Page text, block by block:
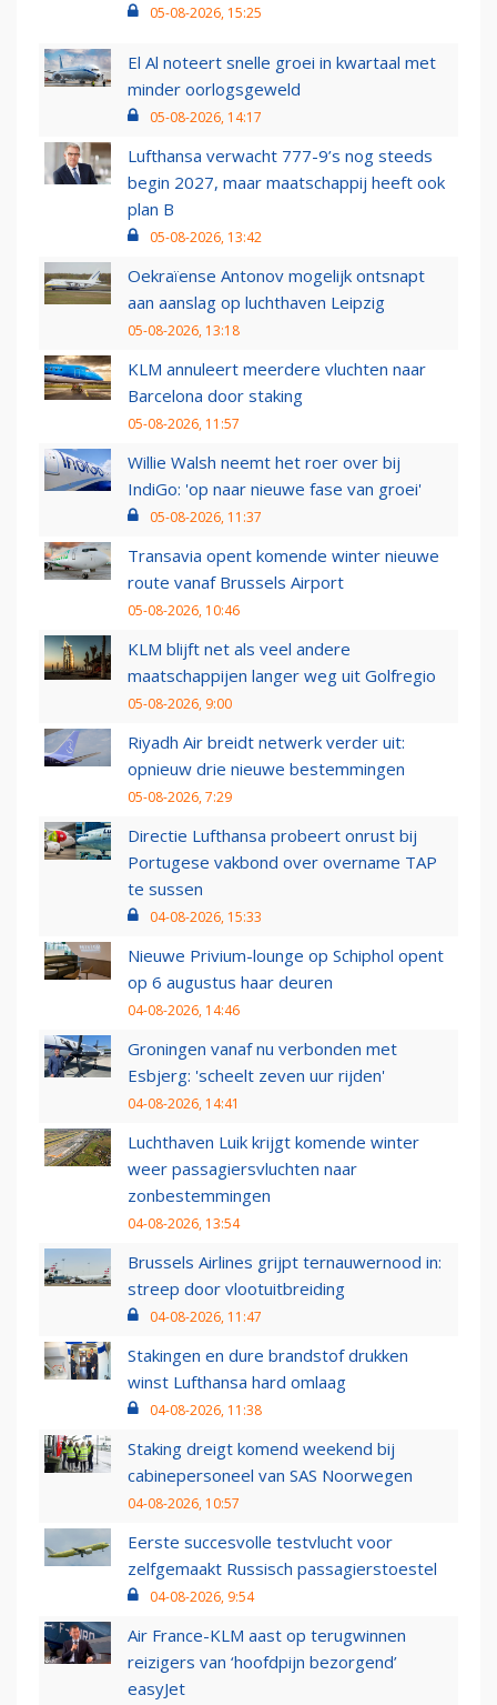
05-08-2026, 15:25
El Al noteert snelle groei in kwartaal met
minder oorlogsgeweld
05-08-2026, 14:17
Lufthansa verwacht 777-9’s nog steeds
begin 2027, maar maatschappij heeft ook
plan B
05-08-2026, 13:42
Oekraïense Antonov mogelijk ontsnapt
aan aanslag op luchthaven Leipzig
05-08-2026, 13:18
KLM annuleert meerdere vluchten naar
Barcelona door staking
05-08-2026, 11:57
Willie Walsh neemt het roer over bij
IndiGo: 'op naar nieuwe fase van groei'
05-08-2026, 11:37
Transavia opent komende winter nieuwe
route vanaf Brussels Airport
05-08-2026, 10:46
KLM blijft net als veel andere
maatschappijen langer weg uit Golfregio
05-08-2026, 9:00
Riyadh Air breidt netwerk verder uit:
opnieuw drie nieuwe bestemmingen
05-08-2026, 7:29
Directie Lufthansa probeert onrust bij
Portugese vakbond over overname TAP
te sussen
04-08-2026, 15:33
Nieuwe Privium-lounge op Schiphol opent
op 6 augustus haar deuren
04-08-2026, 14:46
Groningen vanaf nu verbonden met
Esbjerg: 'scheelt zeven uur rijden'
04-08-2026, 14:41
Luchthaven Luik krijgt komende winter
weer passagiersvluchten naar
zonbestemmingen
04-08-2026, 13:54
Brussels Airlines grijpt ternauwernood in:
streep door vlootuitbreiding
04-08-2026, 11:47
Stakingen en dure brandstof drukken
winst Lufthansa hard omlaag
04-08-2026, 11:38
Staking dreigt komend weekend bij
cabinepersoneel van SAS Noorwegen
04-08-2026, 10:57
Eerste succesvolle testvlucht voor
zelfgemaakt Russisch passagierstoestel
04-08-2026, 9:54
Air France-KLM aast op terugwinnen
reizigers van ‘hoofdpijn bezorgend’
easyJet